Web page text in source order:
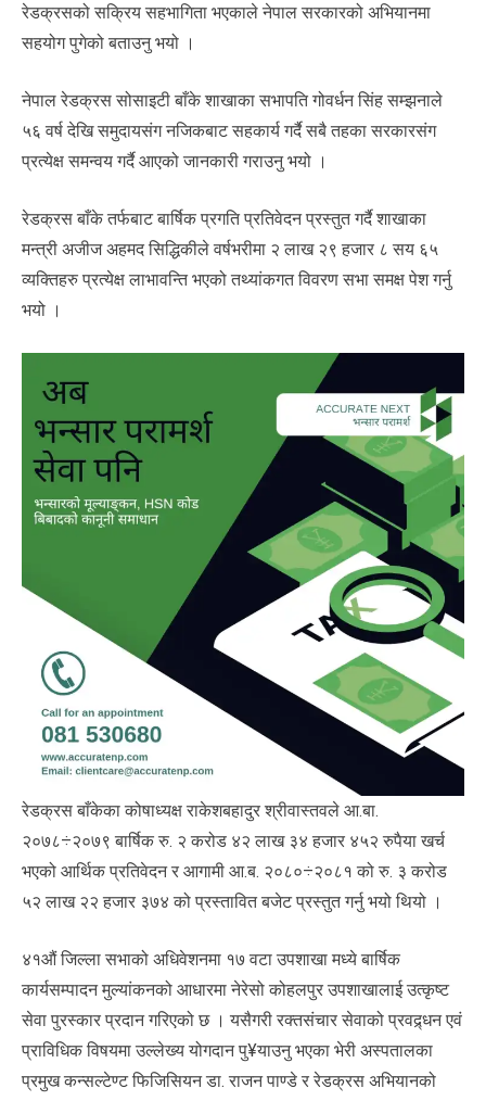
रेडक्रसको सक्रिय सहभागिता भएकाले नेपाल सरकारको अभियानमा
सहयोग पुगेको बताउनु भयो ।
नेपाल रेडक्रस सोसाइटी बाँके शाखाका सभापति गोवर्धन सिंह सम्झनाले
५६ वर्ष देखि समुदायसंग नजिकबाट सहकार्य गर्दै सबै तहका सरकारसंग
प्रत्येक्ष समन्वय गर्दै आएको जानकारी गराउनु भयो ।
रेडक्रस बाँके तर्फबाट बार्षिक प्रगति प्रतिवेदन प्रस्तुत गर्दै शाखाका
मन्त्री अजीज अहमद सिद्धिकीले वर्षभरीमा २ लाख २९ हजार ८ सय ६५
व्यक्तिहरु प्रत्येक्ष लाभावन्ति भएको तथ्यांकगत विवरण सभा समक्ष पेश गर्नु
भयो ।
रेडक्रस बाँकेका कोषाध्यक्ष राकेशबहादुर श्रीवास्तवले आ.बा.
२०७८÷२०७९ बार्षिक रु. २ करोड ४२ लाख ३४ हजार ४५२ रुपैया खर्च
भएको आर्थिक प्रतिवेदन र आगामी आ.ब. २०८०÷२०८१ को रु. ३ करोड
५२ लाख २२ हजार ३७४ को प्रस्तावित बजेट प्रस्तुत गर्नु भयो थियो ।
४१औं जिल्ला सभाको अधिवेशनमा १७ वटा उपशाखा मध्ये बार्षिक
कार्यसम्पादन मुल्यांकनको आधारमा नेरेसो कोहलपुर उपशाखालाई उत्कृष्ट
सेवा पुरस्कार प्रदान गरिएको छ । यसैगरी रक्तसंचार सेवाको प्रवद्र्धन एवं
प्राविधिक विषयमा उल्लेख्य योगदान पु¥याउनु भएका भेरी अस्पतालका
प्रमुख कन्सल्टेण्ट फिजिसियन डा. राजन पाण्डे र रेडक्रस अभियानको